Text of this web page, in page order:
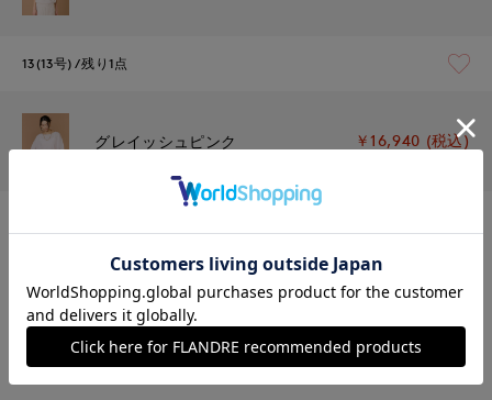
13(13号) 残り1点
グレイッシュピンク ￥16,940 (税込)